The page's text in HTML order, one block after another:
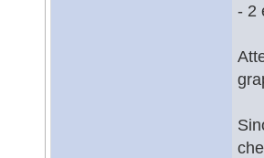
- 2